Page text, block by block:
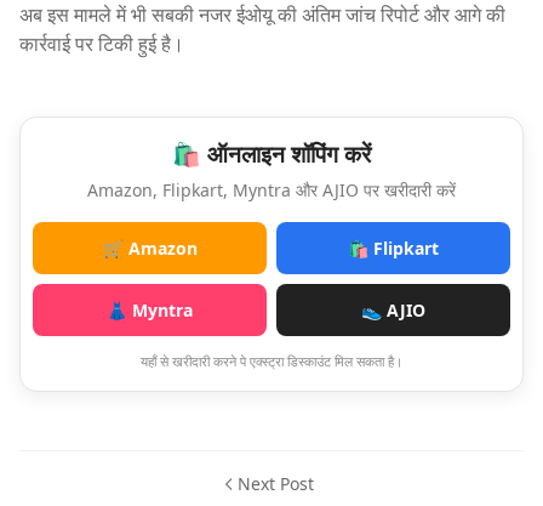
अब इस मामले में भी सबकी नजर ईओयू की अंतिम जांच रिपोर्ट और आगे की
कार्रवाई पर टिकी हुई है।
🛍️ ऑनलाइन शॉपिंग करें
Amazon, Flipkart, Myntra और AJIO पर खरीदारी करें
🛒 Amazon 🛍️ Flipkart
👗 Myntra 👟 AJIO
यहाँ से खरीदारी करने पे एक्स्ट्रा डिस्काउंट मिल सकता है।
Next Post